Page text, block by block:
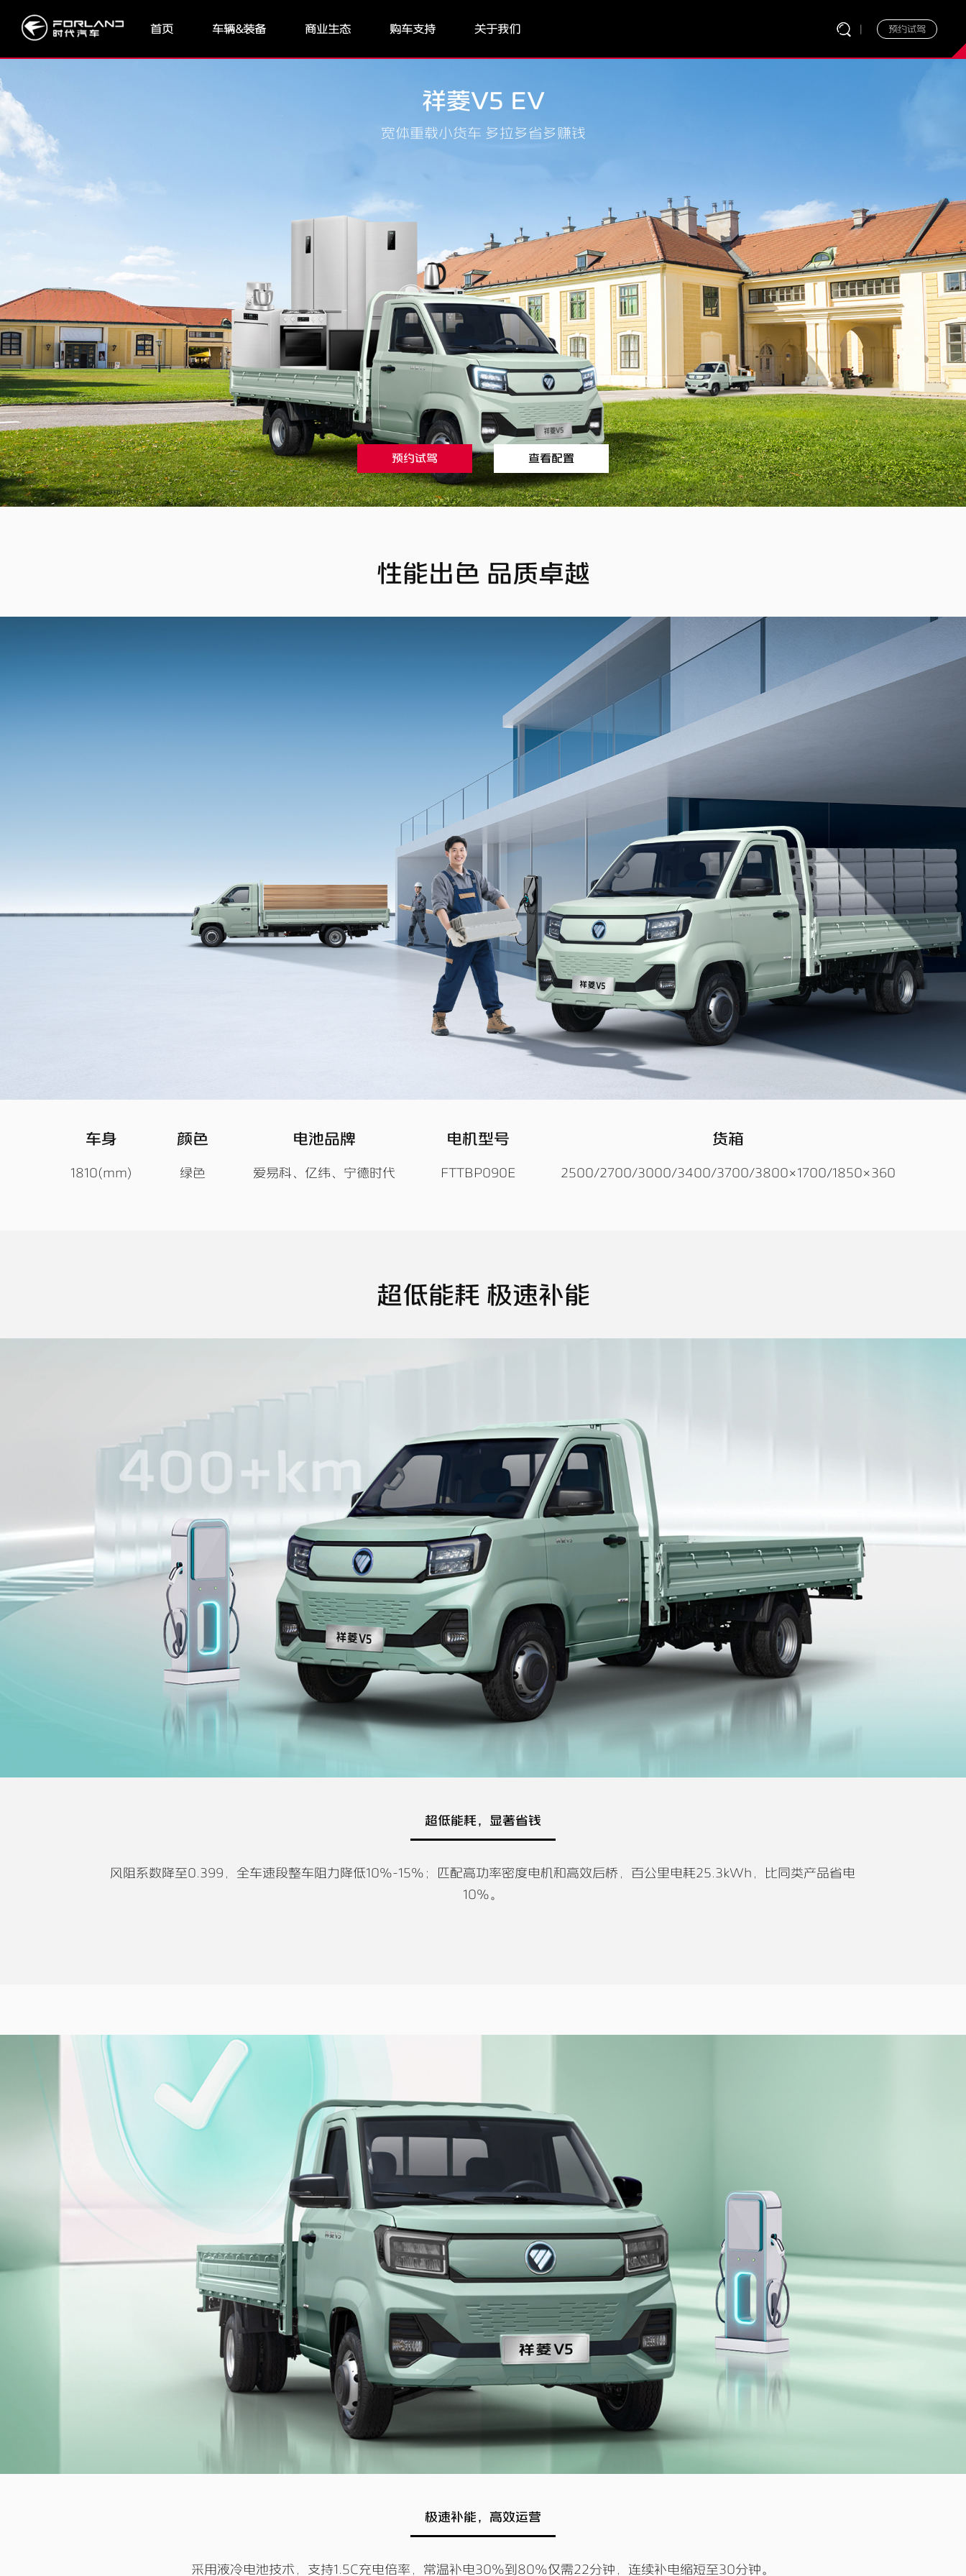
首页 车辆&装备 商业生态 购车支持 关于我们 | 预约试驾
祥菱V5 EV
宽体重载小货车 多拉多省多赚钱
预约试驾 查看配置
性能出色 品质卓越
车身
1810(mm)
颜色
绿色
电池品牌
爱易科、亿纬、宁德时代
电机型号
FTTBP090E
货箱
2500/2700/3000/3400/3700/3800×1700/1850×360
超低能耗 极速补能
超低能耗，显著省钱
风阻系数降至0.399，全车速段整车阻力降低10%-15%；匹配高功率密度电机和高效后桥，百公里电耗25.3kWh，比同类产品省电
10%。
极速补能，高效运营
采用液冷电池技术，支持1.5C充电倍率，常温补电30%到80%仅需22分钟，连续补电缩短至30分钟。